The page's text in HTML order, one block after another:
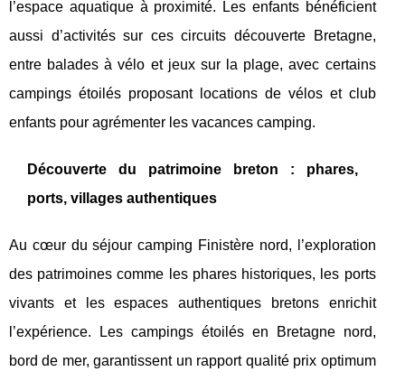
l’espace aquatique à proximité. Les enfants bénéficient
aussi d’activités sur ces circuits découverte Bretagne,
entre balades à vélo et jeux sur la plage, avec certains
campings étoilés proposant locations de vélos et club
enfants pour agrémenter les vacances camping.
Découverte du patrimoine breton : phares,
ports, villages authentiques
Au cœur du séjour camping Finistère nord, l’exploration
des patrimoines comme les phares historiques, les ports
vivants et les espaces authentiques bretons enrichit
l’expérience. Les campings étoilés en Bretagne nord,
bord de mer, garantissent un rapport qualité prix optimum